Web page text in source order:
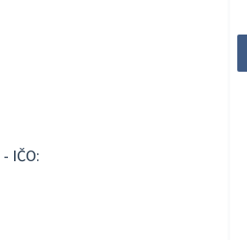
- IČO: